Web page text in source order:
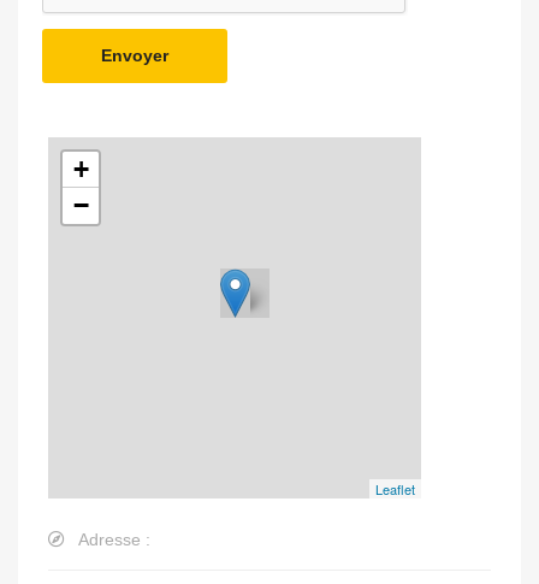
Envoyer
+
−
Leaflet
Adresse :